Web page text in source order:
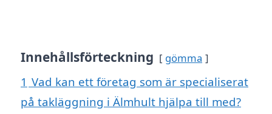
Innehållsförteckning gömma
1 Vad kan ett företag som är specialiserat
på takläggning i Älmhult hjälpa till med?